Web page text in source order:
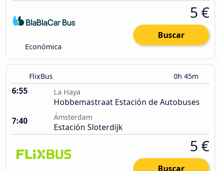
Económica
5 €
Buscar
FlixBus 0h 45m
6:55 La Haya
Hobbemastraat Estación de Autobuses
7:40
Ámsterdam
Estación Sloterdijk
5 €
Buscar